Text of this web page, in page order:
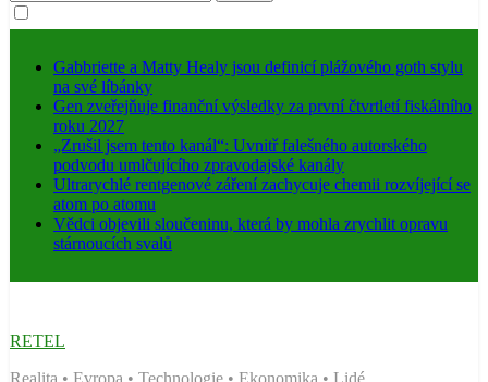
Gabbriette a Matty Healy jsou definicí plážového goth stylu
na své líbánky
Gen zveřejňuje finanční výsledky za první čtvrtletí fiskálního
roku 2027
„Zrušil jsem tento kanál“: Uvnitř falešného autorského
podvodu umlčujícího zpravodajské kanály
Ultrarychlé rentgenové záření zachycuje chemii rozvíjející se
atom po atomu
Vědci objevili sloučeninu, která by mohla zrychlit opravu
stárnoucích svalů
RETEL
Realita • Evropa • Technologie • Ekonomika • Lidé